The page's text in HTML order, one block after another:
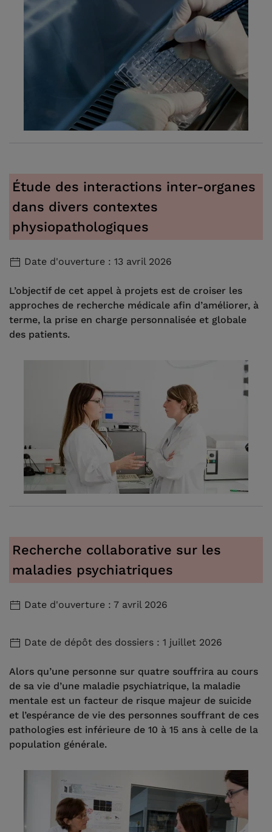
Étude des interactions inter-organes
dans divers contextes
physiopathologiques
Date d'ouverture : 13 avril 2026
L’objectif de cet appel à projets est de croiser les
approches de recherche médicale afin d’améliorer, à
terme, la prise en charge personnalisée et globale
des patients.
Recherche collaborative sur les
maladies psychiatriques
Date d'ouverture : 7 avril 2026
Date de dépôt des dossiers : 1 juillet 2026
Alors qu’une personne sur quatre souffrira au cours
de sa vie d’une maladie psychiatrique, la maladie
mentale est un facteur de risque majeur de suicide
et l’espérance de vie des personnes souffrant de ces
pathologies est inférieure de 10 à 15 ans à celle de la
population générale.